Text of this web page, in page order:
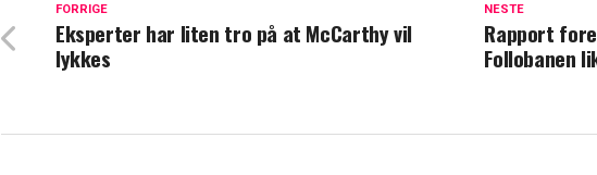
NESTE
Rapport
Follobanen
FORRIGE
Eksperter har liten tro på at McCarthy vil
lykkes